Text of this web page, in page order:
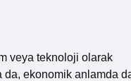
veya teknoloji olarak
da, ekonomik anlamda